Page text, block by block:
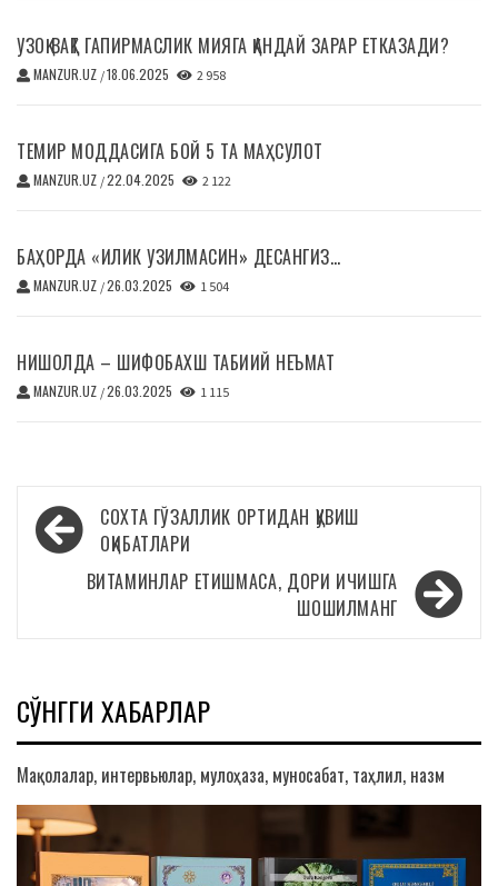
УЗОҚ ВАҚТ ГАПИРМАСЛИК МИЯГА ҚАНДАЙ ЗАРАР ЕТКАЗАДИ?
MANZUR.UZ /18.06.2025 2 958
ТЕМИР МОДДАСИГА БОЙ 5 ТА МАҲСУЛОТ
MANZUR.UZ /22.04.2025 2 122
БАҲОРДА «ИЛИК УЗИЛМАСИН» ДЕСАНГИЗ…
MANZUR.UZ /26.03.2025 1 504
НИШОЛДА – ШИФОБАХШ ТАБИИЙ НЕЪМАТ
MANZUR.UZ /26.03.2025 1 115
Навигация
по
записям
СОХТА ГЎЗАЛЛИК ОРТИДАН ҚУВИШ
ОҚИБАТЛАРИ
ВИТАМИНЛАР ЕТИШМАСА, ДОРИ ИЧИШГА
ШОШИЛМАНГ
СЎНГГИ ХАБАРЛАР
Мақолалар, интервьюлар, мулоҳаза, муносабат, таҳлил, назм